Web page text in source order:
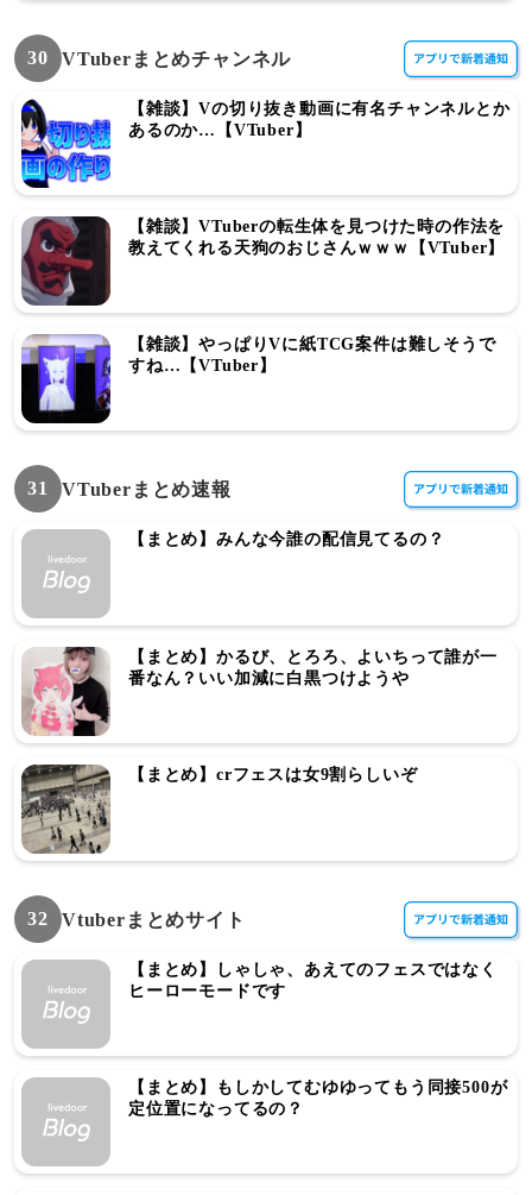
30 VTuberまとめチャンネル
【雑談】Vの切り抜き動画に有名チャンネルとか
あるのか…【VTuber】
【雑談】VTuberの転生体を見つけた時の作法を
教えてくれる天狗のおじさんｗｗｗ【VTuber】
【雑談】やっぱりVに紙TCG案件は難しそうで
すね…【VTuber】
31 VTuberまとめ速報
【まとめ】みんな今誰の配信見てるの？
【まとめ】かるび、とろろ、よいちって誰が一
番なん？いい加減に白黒つけようや
【まとめ】crフェスは女9割らしいぞ
32 Vtuberまとめサイト
【まとめ】しゃしゃ、あえてのフェスではなく
ヒーローモードです
【まとめ】もしかしてむゆゆってもう同接500が
定位置になってるの？